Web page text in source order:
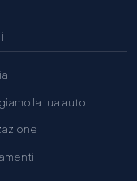
la tua auto